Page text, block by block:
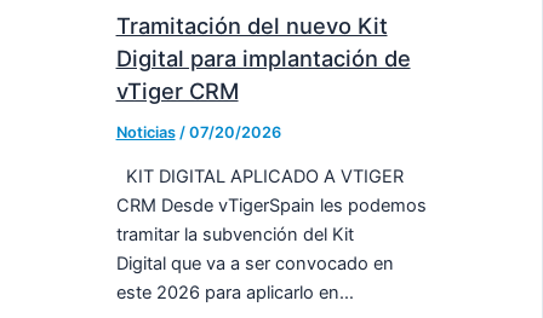
Tramitación del nuevo Kit
Digital para implantación de
vTiger CRM
Noticias/ 07/20/2026
KIT DIGITAL APLICADO A VTIGER
CRM Desde vTigerSpain les podemos
tramitar la subvención del Kit
Digital que va a ser convocado en
este 2026 para aplicarlo en…